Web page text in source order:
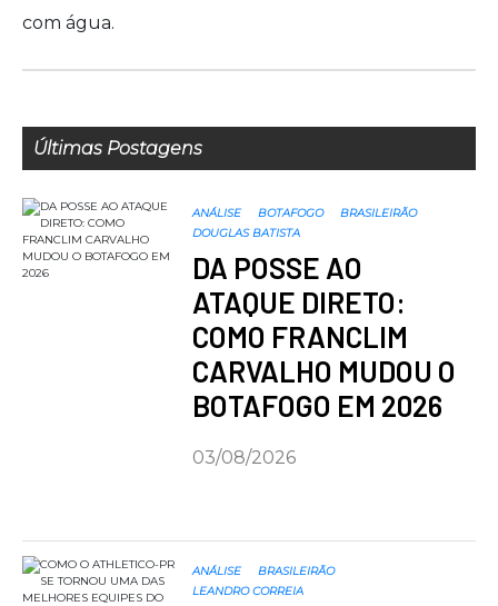
com água.
Últimas Postagens
ANÁLISE BOTAFOGO
BRASILEIRÃO
DOUGLAS BATISTA
DA POSSE AO
ATAQUE DIRETO:
COMO FRANCLIM
CARVALHO MUDOU O
BOTAFOGO EM 2026
03/08/2026
ANÁLISE
BRASILEIRÃO
LEANDRO CORREIA